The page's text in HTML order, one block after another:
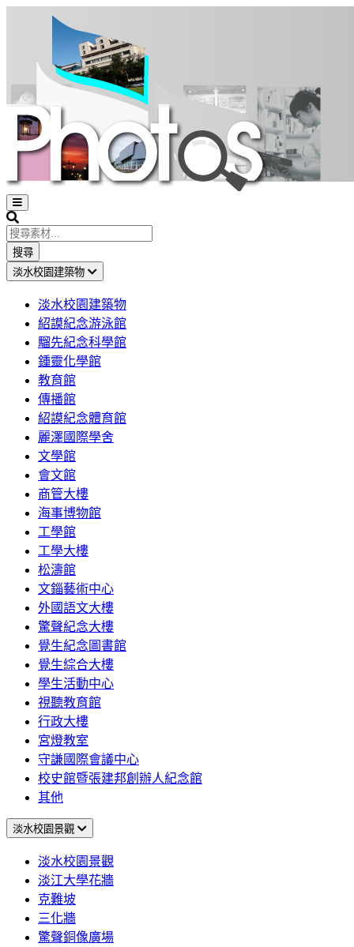
Open
sidebar
Search
搜尋
淡水校園建築物
淡水校園建築物
紹謨紀念游泳館
騮先紀念科學館
鍾靈化學館
教育館
傳播館
紹謨紀念體育館
麗澤國際學舍
文學館
會文館
商管大樓
海事博物館
工學館
工學大樓
松濤館
文錙藝術中心
外國語文大樓
驚聲紀念大樓
覺生紀念圖書館
覺生綜合大樓
學生活動中心
視聽教育館
行政大樓
宮燈教室
守謙國際會議中心
校史館暨張建邦創辦人紀念館
其他
淡水校園景觀
淡水校園景觀
淡江大學花牆
克難坡
三化牆
驚聲銅像廣場